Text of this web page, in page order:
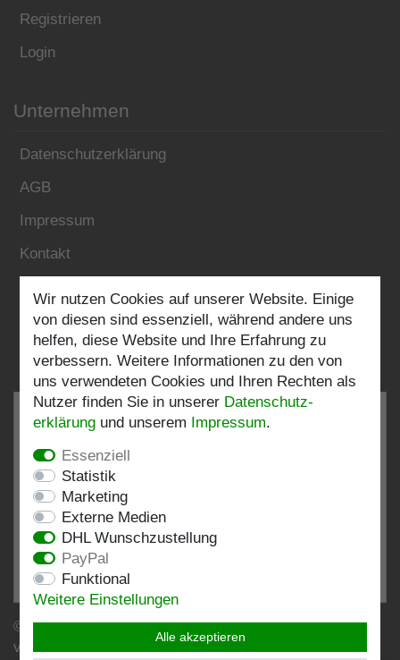
Registrieren
Login
Unternehmen
Datenschutzerklärung
AGB
Impressum
Kontakt
Folgen Sie uns:
bei: shopvote.de, Amazon
Bewertungsprofil bei SHOPVOTE.DE ansehen
Informationen zur Echtheit von Kundenbewertungen
© Copyright 2026 | Stockshop.de GmbH. Alle Rechte
vorbehalten.
Wir nutzen Cookies auf unserer Website. Einige
von diesen sind essenziell, während andere uns
helfen, diese Website und Ihre Erfahrung zu
verbessern. Weitere Informationen zu den von
uns verwendeten Cookies und Ihren Rechten als
Nutzer finden Sie in unserer Daten­schutz­
erklärung und unserem Impressum.
Essenziell
Statistik
Marketing
Externe Medien
DHL Wunschzustellung
PayPal
Funktional
Weitere Einstellungen
Alle akzeptieren